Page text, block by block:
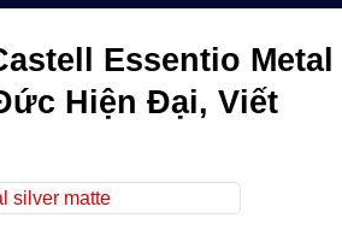
Essentio Metal
Hiện Đại, Viết